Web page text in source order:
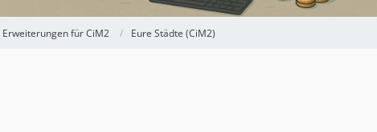
für CiM2 Eure Städte (CiM2)